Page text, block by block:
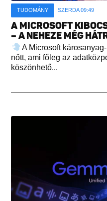
TUDOMÁNY SZERDA 09:49
A MICROSOFT
– A NEHEZE MÉG
A Microsoft
nőtt, ami főleg az
köszönhető...